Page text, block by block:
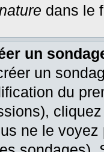
dans le
un
un
du
ne le